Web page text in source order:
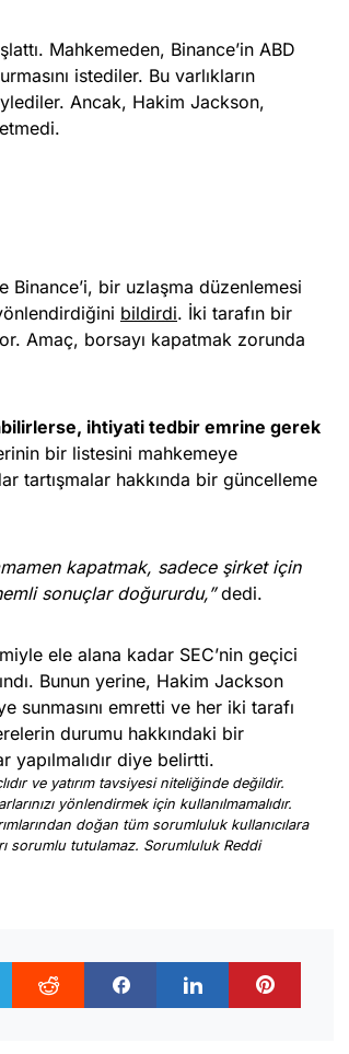
Mahkemeden, Binance’in ABD
istediler. Bu varlıkların
Ancak, Hakim Jackson,
Binance’i, bir uzlaşma düzenlemesi
bildirdi. İki tarafın bir
Amaç, borsayı kapatmak zorunda
ihtiyati tedbir emrine gerek
bir listesini mahkemeye
tartışmalar hakkında bir güncelleme
kapatmak, sadece şirket için
sonuçlar doğururdu,”dedi.
ele alana kadar SEC’nin geçici
Bunun yerine, Hakim Jackson
sunmasını emretti ve her iki tarafı
durumu hakkındaki bir
diye belirtti.
ve yatırım tavsiyesi niteliğinde değildir.
yönlendirmek için kullanılmamalıdır.
doğan tüm sorumluluk kullanıcılara
sorumlu tutulamaz. Sorumluluk Reddi